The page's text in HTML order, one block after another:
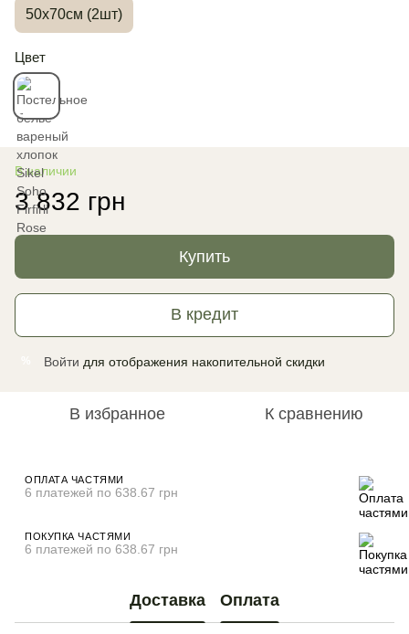
50х70см (2шт)
Цвет
В наличии
3 832 грн
Купить
В кредит
Войти для отображения накопительной скидки
В избранное К сравнению
ОПЛАТА ЧАСТЯМИ
6 платежей по 638.67 грн
ПОКУПКА ЧАСТЯМИ
6 платежей по 638.67 грн
Доставка Оплата